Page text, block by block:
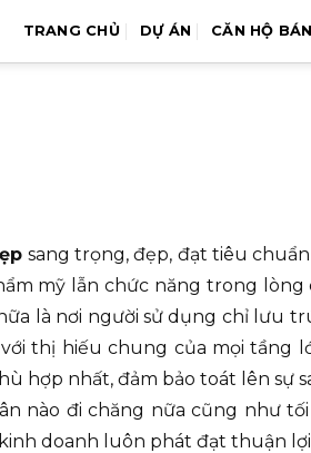
TRANG CHỦ DỰ ÁN CĂN HỘ
sang trọng, đẹp, đạt tiêu
mỹ lẫn chức năng trong
là nơi người sử dụng chỉ lưu
thị hiếu chung của mọi tầng
hợp nhất, đảm bảo toát lên
nào đi chăng nữa cũng như
doanh luôn phát đạt thuận